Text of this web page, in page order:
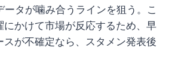
タが噛み合うラインを狙う。こ
にかけて市場が反応するため、早
が不確定なら、スタメン発表後